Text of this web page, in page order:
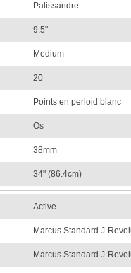
Palissandre
9.5"
Medium
20
Points en perloid blanc
Os
38mm
34" (86.4cm)
Active
Marcus Standard J-
Marcus Standard J-